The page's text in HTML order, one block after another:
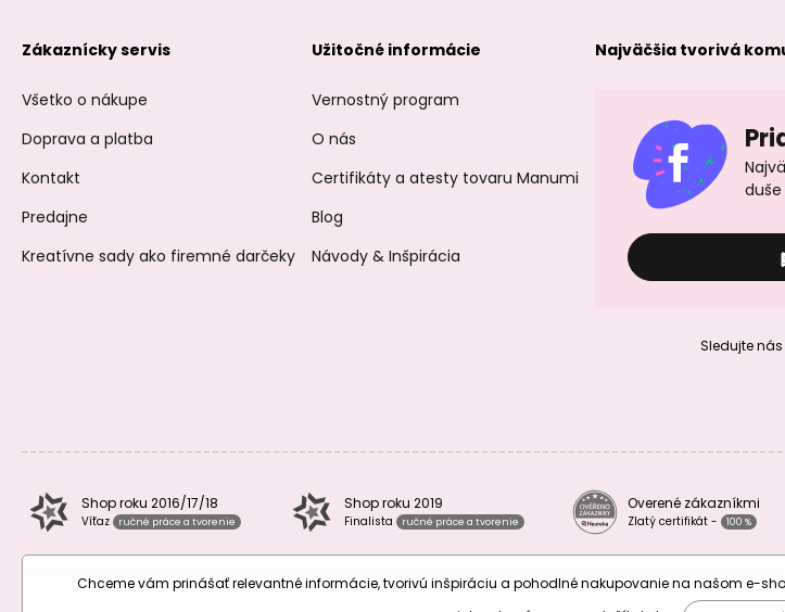
Zákaznícky servis
Všetko o nákupe
Doprava a platba
Kontakt
Predajne
Kreatívne sady ako firemné darčeky
Užitočné informácie
Vernostný program
O nás
Certifikáty a atesty tovaru Manumi
Blog
Návody & Inšpirácia
Najväčšia tvorivá
duše
Sledujte
Shop roku 2016/17/18
Víťaz ručné práce a tvorenie
Shop roku 2019
Finalista ručné práce a tvorenie
Overené zákazníkmi
Zlatý certifikát - 100 %
Chceme vám prinášať relevantné informácie, tvorivú inšpiráciu a pohodlné nakupovanie na našom e-